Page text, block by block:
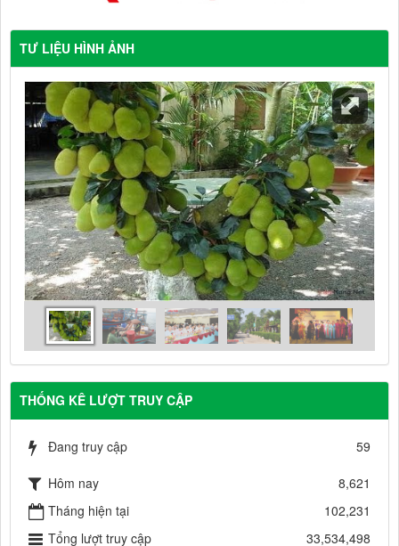
TƯ LIỆU HÌNH ẢNH
THỐNG KÊ LƯỢT TRUY CẬP
Đang truy cập 59
Hôm nay
8,621
Tháng hiện tại
102,231
Tổng lượt truy cập
33,534,498